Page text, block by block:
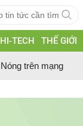
HI-TECH THẾ GIỚI
Nóng trên mạng